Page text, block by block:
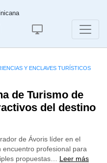
Y ENCLAVES TURÍSTICOS
de Turismo de
del destino
de Ávoris líder en el
encuentro profesional para
propuestas… Leer más